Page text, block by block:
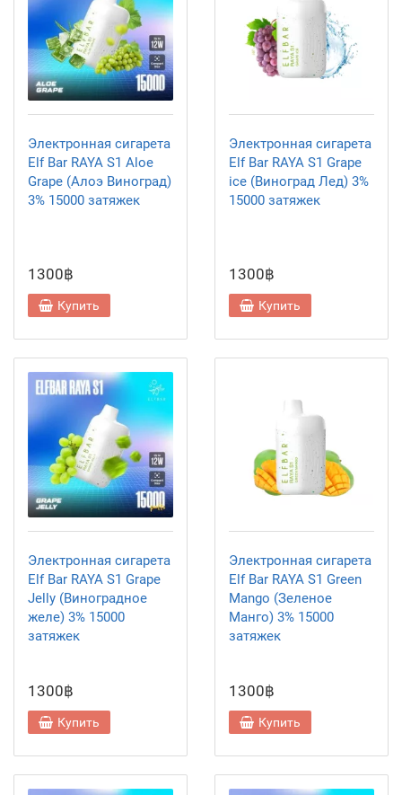
Электронная сигарета
Elf Bar RAYA S1 Aloe
Grape (Алоэ Виноград)
3% 15000 затяжек
1300฿
Купить
Электронная сигарета
Elf Bar RAYA S1 Grape
ice (Виноград Лед) 3%
15000 затяжек
1300฿
Купить
Электронная сигарета
Elf Bar RAYA S1 Grape
Jelly (Виноградное
желе) 3% 15000
затяжек
1300฿
Купить
Электронная сигарета
Elf Bar RAYA S1 Green
Mango (Зеленое
Манго) 3% 15000
затяжек
1300฿
Купить